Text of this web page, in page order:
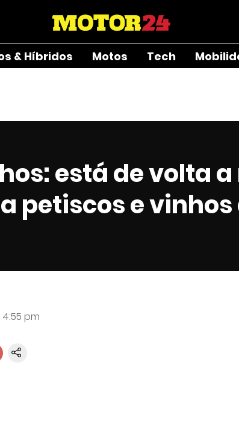
& Híbridos Motos Tech
está de volta
petiscos e vinhos
4:55 pm